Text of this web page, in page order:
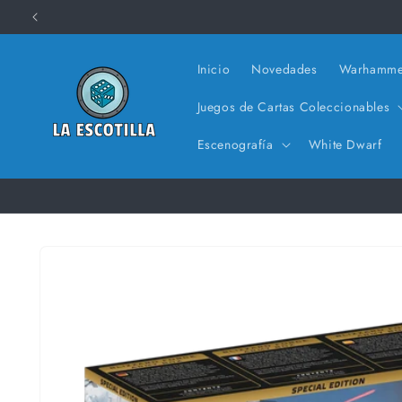
directamente
al contenido
Inicio Novedades
Juegos de Cartas Coleccionables
Escenografía White Dwarf